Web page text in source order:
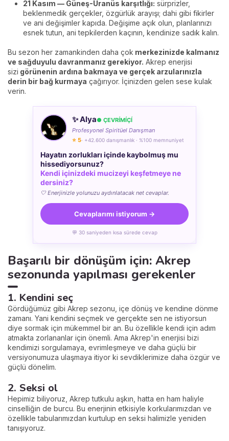
21 Kasım — Güneş-Uranüs karşıtlığı: sürprizler,
beklenmedik gerçekler, özgürlük arayışı; dahi gibi fikirler
ve ani değişimler kapıda. Değişime açık olun, planlarınızı
esnek tutun, ani tepkilerden kaçının, kendinize sadık kalın.
Bu sezon her zamankinden daha çok merkezinizde kalmanız
ve sağduyulu davranmanız gerekiyor. Akrep enerjisi
sizi görünenin ardına bakmaya ve gerçek arzularınızla
derin bir bağ kurmaya çağırıyor. İçinizden gelen sese kulak
verin.
✨ Alya● ÇEVRÍMÍÇÍ
Profesyonel Spiritüel Danışman
⭐ 5· +42.600 danışmanlık · %100 memnuniyet
Hayatın zorlukları içinde kaybolmuş mu
hissediyorsunuz?
Kendi içinizdeki mucizeyi keşfetmeye ne
dersiniz?
🤍 Enerjinizle yolunuzu aydınlatacak net cevaplar.
Cevaplarımı istiyorum →
💬 30 saniyeden kısa sürede cevap
Başarılı bir dönüşüm için: Akrep
sezonunda yapılması gerekenler
1. Kendini seç
Gördüğümüz gibi Akrep sezonu, içe dönüş ve kendine dönme
zamanı. Yani kendini seçmek ve gerçekte sen ne istiyorsun
diye sormak için mükemmel bir an. Bu özellikle kendi için adım
atmakta zorlananlar için önemli. Ama Akrep'in enerjisi bizi
kendimizi sorgulamaya, evrimleşmeye ve daha güçlü bir
versiyonumuza ulaşmaya itiyor ki sevdiklerimize daha özgür ve
güçlü dönelim.
2. Seksi ol
Hepimiz biliyoruz, Akrep tutkulu aşkın, hatta en ham haliyle
cinselliğin de burcu. Bu enerjinin etkisiyle korkularımızdan ve
özellikle tabularımızdan kurtulup en seksi halimizle yeniden
tanışıyoruz.